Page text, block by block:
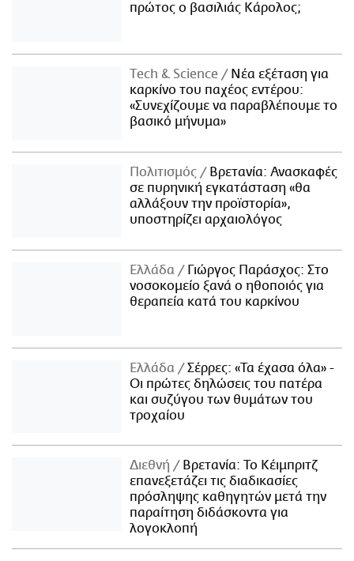
πρώτος ο βασιλιάς Κάρολος;
Τech & Science
Νέα εξέταση για
καρκίνο του παχέος εντέρου:
«Συνεχίζουμε να παραβλέπουμε το
βασικό μήνυμα»
Πολιτισμός
Βρετανία: Ανασκαφές
σε πυρηνική εγκατάσταση «θα
αλλάξουν την προϊστορία»,
υποστηρίζει αρχαιολόγος
Ελλάδα
Γιώργος Παράσχος: Στο
νοσοκομείο ξανά ο ηθοποιός για
θεραπεία κατά του καρκίνου
Ελλάδα
Σέρρες: «Τα έχασα όλα» -
Οι πρώτες δηλώσεις του πατέρα
και συζύγου των θυμάτων του
τροχαίου
Διεθνή
Βρετανία: Το Κέιμπριτζ
επανεξετάζει τις διαδικασίες
πρόσληψης καθηγητών μετά την
παραίτηση διδάσκοντα για
λογοκλοπή